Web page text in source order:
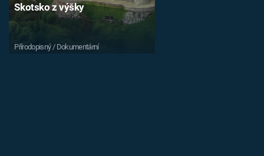
Skotsko z výšky
Přírodopisný / Dokumentární